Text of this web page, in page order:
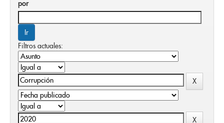
por
Filtros actuales: